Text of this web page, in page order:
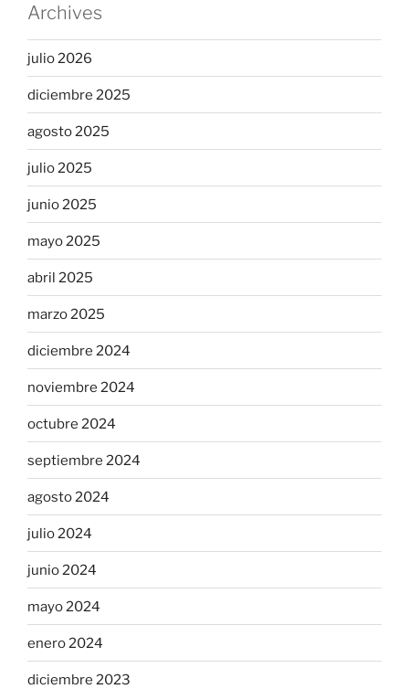
Archives
julio 2026
diciembre 2025
agosto 2025
julio 2025
junio 2025
mayo 2025
abril 2025
marzo 2025
diciembre 2024
noviembre 2024
octubre 2024
septiembre 2024
agosto 2024
julio 2024
junio 2024
mayo 2024
enero 2024
diciembre 2023